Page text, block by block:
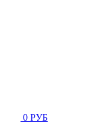
0 РУБ